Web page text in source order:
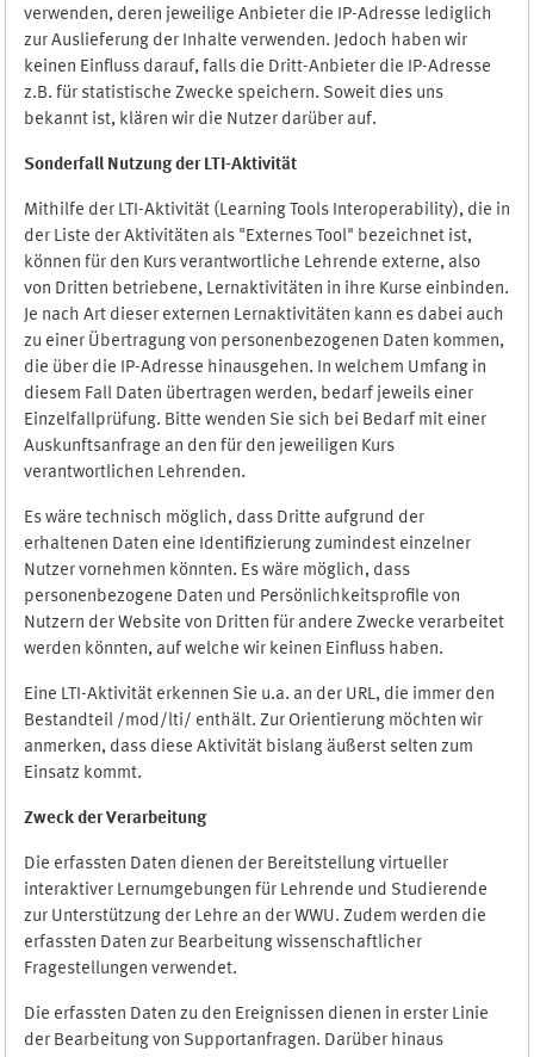
verwenden, deren jeweilige Anbieter die IP-Adresse lediglich
zur Auslieferung der Inhalte verwenden. Jedoch haben wir
keinen Einfluss darauf, falls die Dritt-Anbieter die IP-Adresse
z.B. für statistische Zwecke speichern. Soweit dies uns
bekannt ist, klären wir die Nutzer darüber auf.
Sonderfall Nutzung der LTI-Aktivität
Mithilfe der LTI-Aktivität (Learning Tools Interoperability), die in
der Liste der Aktivitäten als "Externes Tool" bezeichnet ist,
können für den Kurs verantwortliche Lehrende externe, also
von Dritten betriebene, Lernaktivitäten in ihre Kurse einbinden.
Je nach Art dieser externen Lernaktivitäten kann es dabei auch
zu einer Übertragung von personenbezogenen Daten kommen,
die über die IP-Adresse hinausgehen. In welchem Umfang in
diesem Fall Daten übertragen werden, bedarf jeweils einer
Einzelfallprüfung. Bitte wenden Sie sich bei Bedarf mit einer
Auskunftsanfrage an den für den jeweiligen Kurs
verantwortlichen Lehrenden.
Es wäre technisch möglich, dass Dritte aufgrund der
erhaltenen Daten eine Identifizierung zumindest einzelner
Nutzer vornehmen könnten. Es wäre möglich, dass
personenbezogene Daten und Persönlichkeitsprofile von
Nutzern der Website von Dritten für andere Zwecke verarbeitet
werden könnten, auf welche wir keinen Einfluss haben.
Eine LTI-Aktivität erkennen Sie u.a. an der URL, die immer den
Bestandteil /mod/lti/ enthält. Zur Orientierung möchten wir
anmerken, dass diese Aktivität bislang äußerst selten zum
Einsatz kommt.
Zweck der Verarbeitung
Die erfassten Daten dienen der Bereitstellung virtueller
interaktiver Lernumgebungen für Lehrende und Studierende
zur Unterstützung der Lehre an der WWU. Zudem werden die
erfassten Daten zur Bearbeitung wissenschaftlicher
Fragestellungen verwendet.
Die erfassten Daten zu den Ereignissen dienen in erster Linie
der Bearbeitung von Supportanfragen. Darüber hinaus